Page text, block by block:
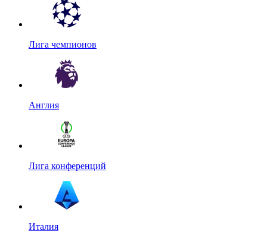
Лига чемпионов
Англия
Лига конференций
Италия